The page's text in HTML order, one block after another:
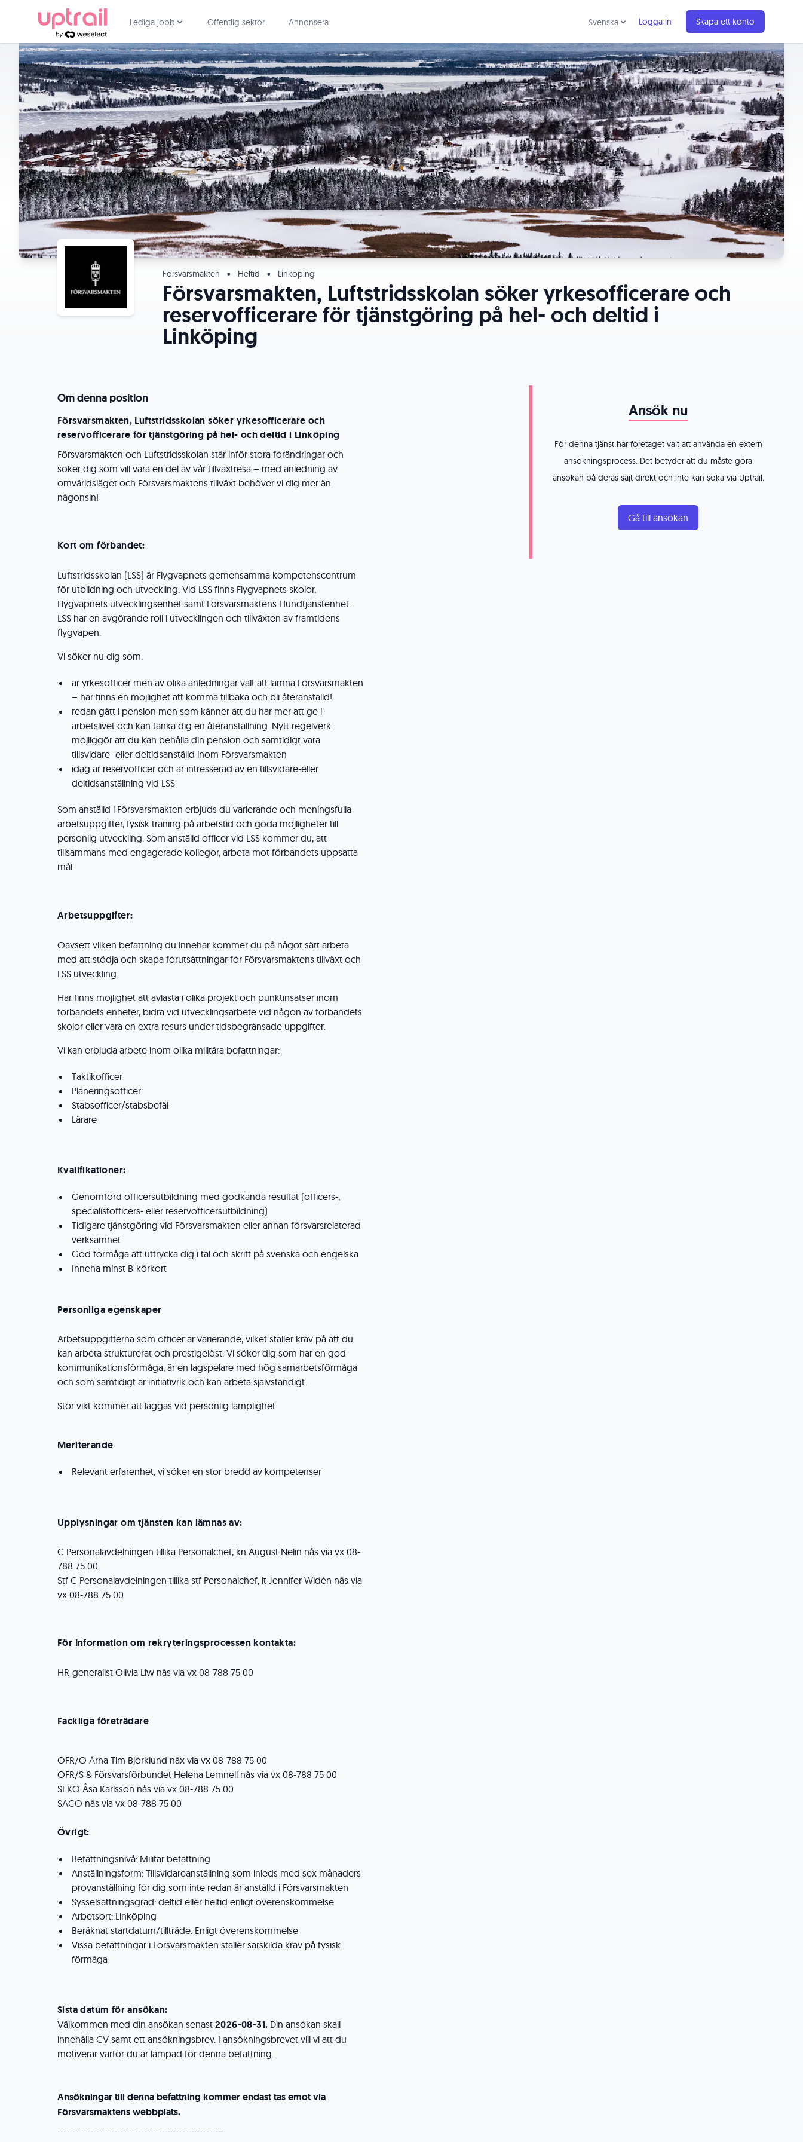
Lediga jobb Offentlig sektor Annonsera Svenska Logga in Skapa ett konto
Försvarsmakten • Heltid • Linköping
Försvarsmakten, Luftstridsskolan söker yrkesofficerare och
reservofficerare för tjänstgöring på hel- och deltid i
Linköping
Om denna position
Försvarsmakten, Luftstridsskolan söker yrkesofficerare och
reservofficerare för tjänstgöring på hel- och deltid i Linköping
Försvarsmakten och Luftstridsskolan står inför stora förändringar och
söker dig som vill vara en del av vår tillväxtresa – med anledning av
omvärldsläget och Försvarsmaktens tillväxt behöver vi dig mer än
någonsin!
Kort om förbandet:
Luftstridsskolan (LSS) är Flygvapnets gemensamma kompetenscentrum
för utbildning och utveckling. Vid LSS finns Flygvapnets skolor,
Flygvapnets utvecklingsenhet samt Försvarsmaktens Hundtjänstenhet.
LSS har en avgörande roll i utvecklingen och tillväxten av framtidens
flygvapen.
Vi söker nu dig som:
är yrkesofficer men av olika anledningar valt att lämna Försvarsmakten
– här finns en möjlighet att komma tillbaka och bli återanställd!
redan gått i pension men som känner att du har mer att ge i
arbetslivet och kan tänka dig en återanställning. Nytt regelverk
möjliggör att du kan behålla din pension och samtidigt vara
tillsvidare- eller deltidsanställd inom Försvarsmakten
idag är reservofficer och är intresserad av en tillsvidare-eller
deltidsanställning vid LSS
Som anställd i Försvarsmakten erbjuds du varierande och meningsfulla
arbetsuppgifter, fysisk träning på arbetstid och goda möjligheter till
personlig utveckling. Som anställd officer vid LSS kommer du, att
tillsammans med engagerade kollegor, arbeta mot förbandets uppsatta
mål.
Arbetsuppgifter:
Oavsett vilken befattning du innehar kommer du på något sätt arbeta
med att stödja och skapa förutsättningar för Försvarsmaktens tillväxt och
LSS utveckling.
Här finns möjlighet att avlasta i olika projekt och punktinsatser inom
förbandets enheter, bidra vid utvecklingsarbete vid någon av förbandets
skolor eller vara en extra resurs under tidsbegränsade uppgifter.
Vi kan erbjuda arbete inom olika militära befattningar:
Taktikofficer
Planeringsofficer
Stabsofficer/stabsbefäl
Lärare
Kvalifikationer:
Genomförd officersutbildning med godkända resultat (officers-,
specialistofficers- eller reservofficersutbildning)
Tidigare tjänstgöring vid Försvarsmakten eller annan försvarsrelaterad
verksamhet
God förmåga att uttrycka dig i tal och skrift på svenska och engelska
Inneha minst B-körkort
Personliga egenskaper
Arbetsuppgifterna som officer är varierande, vilket ställer krav på att du
kan arbeta strukturerat och prestigelöst. Vi söker dig som har en god
kommunikationsförmåga, är en lagspelare med hög samarbetsförmåga
och som samtidigt är initiativrik och kan arbeta självständigt.
Stor vikt kommer att läggas vid personlig lämplighet.
Meriterande
Relevant erfarenhet, vi söker en stor bredd av kompetenser
Upplysningar om tjänsten kan lämnas av:
C Personalavdelningen tillika Personalchef, kn August Nelin nås via vx 08-
788 75 00
Stf C Personalavdelningen tillika stf Personalchef, lt Jennifer Widén nås via
vx 08-788 75 00
För Information om rekryteringsprocessen kontakta:
HR-generalist Olivia Liw nås via vx 08-788 75 00
Fackliga företrädare
OFR/O Ärna Tim Björklund nåx via vx 08-788 75 00
OFR/S & Försvarsförbundet Helena Lemnell nås via vx 08-788 75 00
SEKO Åsa Karlsson nås via vx 08-788 75 00
SACO nås via vx 08-788 75 00
Övrigt:
Befattningsnivå: Militär befattning
Anställningsform: Tillsvidareanställning som inleds med sex månaders
provanställning för dig som inte redan är anställd i Försvarsmakten
Sysselsättningsgrad: deltid eller heltid enligt överenskommelse
Arbetsort: Linköping
Beräknat startdatum/tillträde: Enligt överenskommelse
Vissa befattningar i Försvarsmakten ställer särskilda krav på fysisk
förmåga
Sista datum för ansökan:
Välkommen med din ansökan senast 2026-08-31. Din ansökan skall
innehålla CV samt ett ansökningsbrev. I ansökningsbrevet vill vi att du
motiverar varför du är lämpad för denna befattning.
Ansökningar till denna befattning kommer endast tas emot via
Försvarsmaktens webbplats.
--------------------------------------------------------
Ansök nu
För denna tjänst har företaget valt att använda en extern
ansökningsprocess. Det betyder att du måste göra
ansökan på deras sajt direkt och inte kan söka via Uptrail.
Gå till ansökan